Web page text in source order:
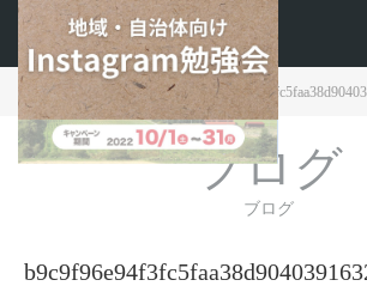
ホームブログ
ブログ
ブログ